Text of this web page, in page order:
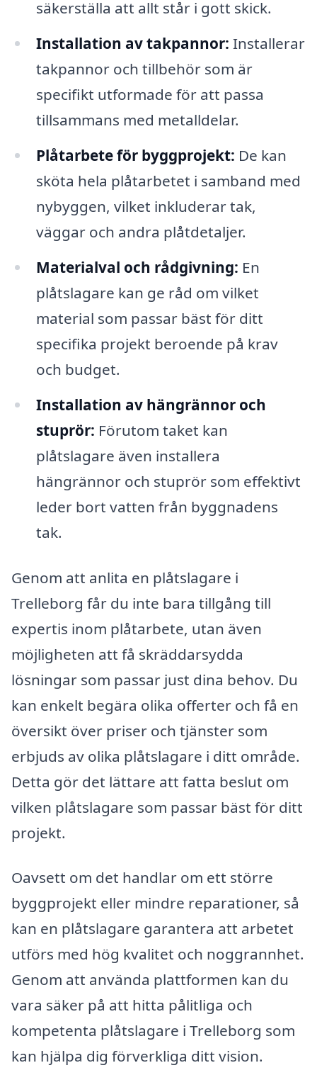
säkerställa att allt står i gott skick.
Installation av takpannor: Installerar
takpannor och tillbehör som är
specifikt utformade för att passa
tillsammans med metalldelar.
Plåtarbete för byggprojekt: De kan
sköta hela plåtarbetet i samband med
nybyggen, vilket inkluderar tak,
väggar och andra plåtdetaljer.
Materialval och rådgivning: En
plåtslagare kan ge råd om vilket
material som passar bäst för ditt
specifika projekt beroende på krav
och budget.
Installation av hängrännor och
stuprör: Förutom taket kan
plåtslagare även installera
hängrännor och stuprör som effektivt
leder bort vatten från byggnadens
tak.
Genom att anlita en plåtslagare i
Trelleborg får du inte bara tillgång till
expertis inom plåtarbete, utan även
möjligheten att få skräddarsydda
lösningar som passar just dina behov. Du
kan enkelt begära olika offerter och få en
översikt över priser och tjänster som
erbjuds av olika plåtslagare i ditt område.
Detta gör det lättare att fatta beslut om
vilken plåtslagare som passar bäst för ditt
projekt.
Oavsett om det handlar om ett större
byggprojekt eller mindre reparationer, så
kan en plåtslagare garantera att arbetet
utförs med hög kvalitet och noggrannhet.
Genom att använda plattformen kan du
vara säker på att hitta pålitliga och
kompetenta plåtslagare i Trelleborg som
kan hjälpa dig förverkliga ditt vision.